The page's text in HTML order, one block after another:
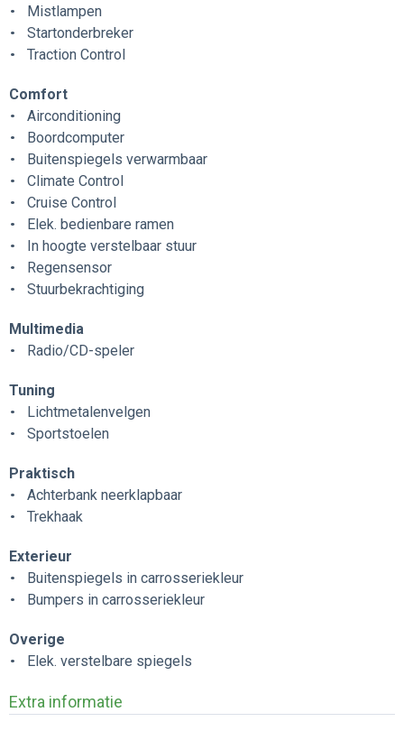
Mistlampen
Startonderbreker
Traction Control
Comfort
Airconditioning
Boordcomputer
Buitenspiegels verwarmbaar
Climate Control
Cruise Control
Elek. bedienbare ramen
In hoogte verstelbaar stuur
Regensensor
Stuurbekrachtiging
Multimedia
Radio/CD-speler
Tuning
Lichtmetalenvelgen
Sportstoelen
Praktisch
Achterbank neerklapbaar
Trekhaak
Exterieur
Buitenspiegels in carrosseriekleur
Bumpers in carrosseriekleur
Overige
Elek. verstelbare spiegels
Extra informatie